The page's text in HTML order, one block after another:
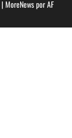
| MoreNewspor AF